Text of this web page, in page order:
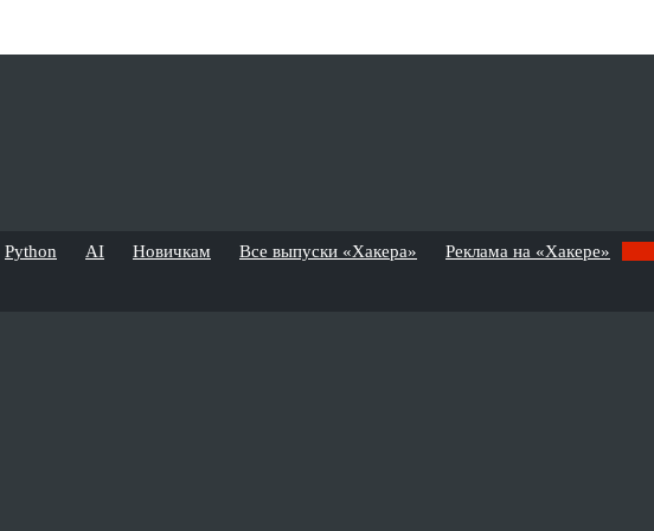
Python AI Новичкам Все выпуски «Хакера» Реклама на «Хакере»